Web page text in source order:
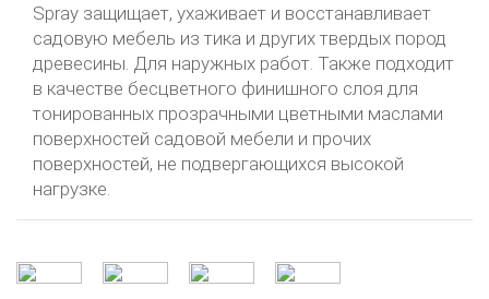
Spray защищает, ухаживает и восстанавливает
садовую мебель из тика и других твердых пород
древесины. Для наружных работ. Также подходит
в качестве бесцветного финишного слоя для
тонированных прозрачными цветными маслами
поверхностей садовой мебели и прочих
поверхностей, не подвергающихся высокой
нагрузке.